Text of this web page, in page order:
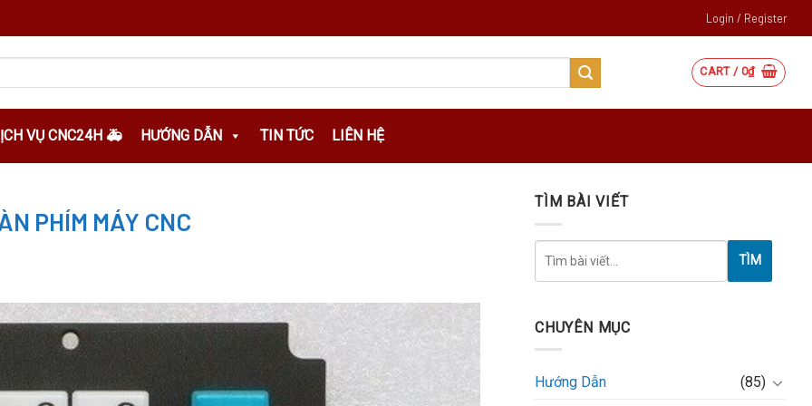
Login / Register
CART / 0₫
VỤ CNC24H 🚑 HƯỚNG DẪN TIN TỨC LIÊN HỆ
PHÍM MÁY CNC
TÌM BÀI VIẾT
TÌM
CHUYÊN MỤC
Hướng Dẫn
(85)